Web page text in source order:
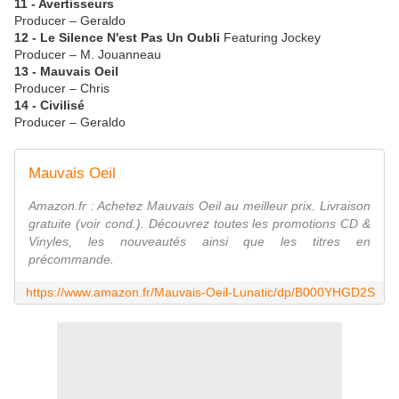
11 - Avertisseurs
Producer – Geraldo
12 - Le Silence N'est Pas Un Oubli Featuring Jockey
Producer – M. Jouanneau
13 - Mauvais Oeil
Producer – Chris
14 - Civilisé
Producer – Geraldo
Mauvais Oeil
Amazon.fr : Achetez Mauvais Oeil au meilleur prix. Livraison
gratuite (voir cond.). Découvrez toutes les promotions CD &
Vinyles, les nouveautés ainsi que les titres en
précommande.
https://www.amazon.fr/Mauvais-Oeil-Lunatic/dp/B000YHGD2S